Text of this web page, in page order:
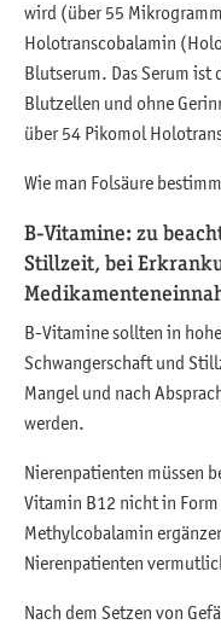
wird (über 55
Holotranscobalamin
Blutserum. Das Serum ist
Blutzellen und ohne
über 54 Pikomol
Wie man Folsäure
B-Vitamine: zu
Stillzeit, bei
B-Vitamine sollten in
Schwangerschaft und
Mangel und nach
werden.
Nierenpatienten müssen
Vitamin B12 nicht in
Methylcobalamin
Nierenpatienten
Nach dem Setzen von